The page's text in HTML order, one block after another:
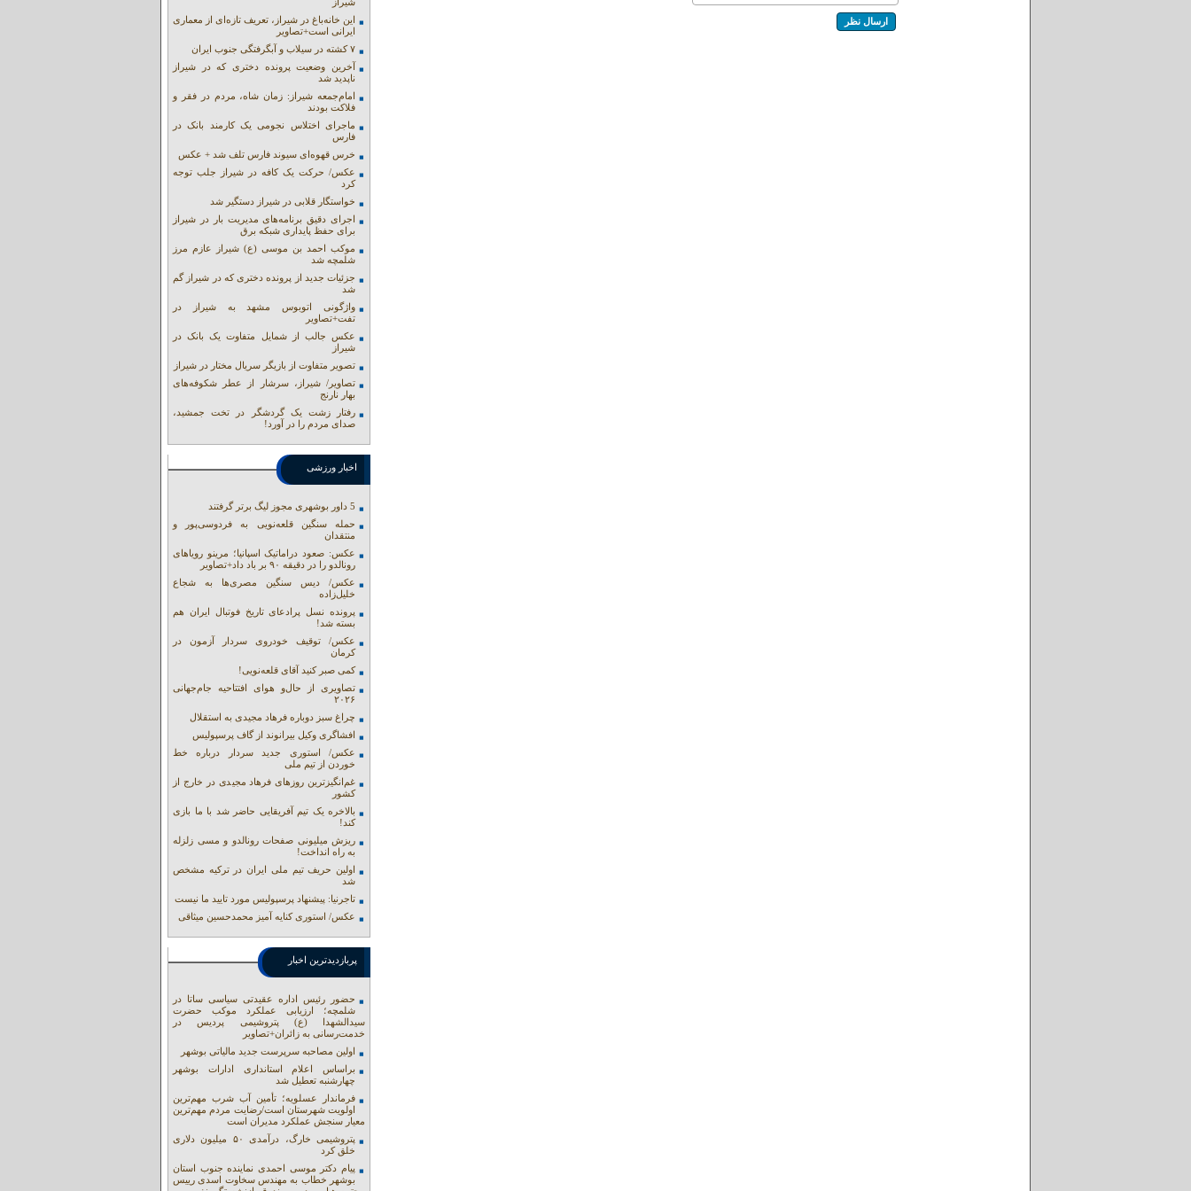
این خانه‌باغ در شیراز، تعریف تازه‌ای از معماری
ایرانی است+تصاویر
۷ کشته در سیلاب و آبگرفتگی جنوب ایران
آخرین وضعیت پرونده دختری که در شیراز
ناپدید شد
امام‌جمعه شیراز: زمان شاه، مردم در فقر و
فلاکت بودند
ماجرای اختلاس نجومی یک کارمند بانک در
فارس
خرس قهوه‌ای سیوند فارس تلف شد + عکس
عکس/ حرکت یک کافه در شیراز جلب توجه
کرد
خواستگار قلابی در شیراز دستگیر شد
اجرای دقیق برنامه‌های مدیریت بار در شیراز
برای حفظ پایداری شبکه برق
موکب احمد بن موسی (ع) شیراز عازم مرز
شلمچه شد
جزئیات جدید از پرونده دختری که در شیراز گم
شد
واژگونی اتوبوس مشهد به شیراز در
تفت+تصاویر
عکس جالب از شمایل متفاوت یک بانک در
شیراز
تصویر متفاوت از بازیگر سریال مختار در شیراز
تصاویر/ شیراز، سرشار از عطر شکوفه‌های
بهار نارنج
رفتار زشت یک گردشگر در تخت جمشید،
صدای مردم را در آورد!
اخبار ورزشی
5 داور بوشهری مجوز لیگ برتر گرفتند
حمله سنگین قلعه‌نویی به فردوسی‌پور و
منتقدان
عکس: صعود دراماتیک اسپانیا؛ مرینو رویاهای
رونالدو را در دقیقه ۹۰ بر باد داد+تصاویر
عکس/ دیس سنگین مصری‌ها به شجاع
خلیل‌زاده
پرونده نسل پرادعای تاریخ فوتبال ایران هم
بسته شد!
عکس/ توقیف خودروی سردار آزمون در
کرمان
کمی صبر کنید آقای قلعه‌نویی!
تصاویری از حال‌و هوای افتتاحیه جام‌جهانی
۲۰۲۶
چراغ سبز دوباره فرهاد مجیدی به استقلال
افشاگری وکیل بیرانوند از گاف‌ پرسپولیس
عکس/ استوری جدید سردار درباره خط
خوردن از تیم ملی
غم‌انگیزترین روزهای فرهاد مجیدی در خارج از
کشور
بالاخره یک تیم آفریقایی حاضر شد با ما بازی
کند!
ریزش میلیونی صفحات رونالدو و مسی زلزله
به راه انداخت!
اولین حریف تیم ملی ایران در ترکیه مشخص
شد
تاجرنیا: پیشنهاد پرسپولیس مورد تایید ما نیست
عکس/ استوری کنایه آمیز محمدحسین میثاقی
پربازدیدترین اخبار
حضور رئیس اداره عقیدتی سیاسی ساتا در
شلمچه؛ ارزیابی عملکرد موکب حضرت
سیدالشهدا (ع) پتروشیمی پردیس در
خدمت‌رسانی به زائران+تصاویر
اولین مصاحبه سرپرست جدید مالیاتی بوشهر
براساس اعلام استانداری ادارات بوشهر
چهارشنبه تعطیل شد
فرماندار عسلویه؛ تأمین آب شرب مهم‌ترین
اولویت شهرستان است/رضایت مردم مهم‌ترین
معیار سنجش عملکرد مدیران است
پتروشیمی خارگ، درآمدی ۵۰ میلیون دلاری
خلق کرد
پیام دکتر موسی احمدی نماینده جنوب استان
بوشهر خطاب به مهندس سخاوت اسدی رییس